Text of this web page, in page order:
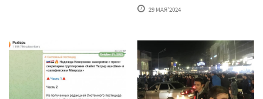
29 МАЯ'2024